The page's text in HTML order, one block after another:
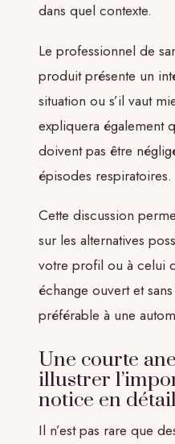
dans quel contexte.
Le professionnel de
produit présente un
situation ou s’il vaut
expliquera également
doivent pas être
épisodes respiratoires.
Cette discussion
sur les alternatives
votre profil ou à celui
échange ouvert et
préférable à une
Une courte
illustrer
notice en détail
Il n’est pas rare que